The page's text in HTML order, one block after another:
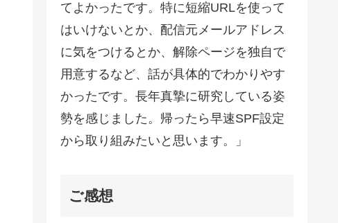
てよかったです。特に短縮URLを使って
はいけないとか、配信元メールアドレス
に気をつけるとか、解除ページを独自で
用意するなど、話が具体的でわかりやす
かったです。長年真摯に研究している姿
勢を感じました。帰ったら早速SPF設定
から取り組みたいと思います。」
ご感想